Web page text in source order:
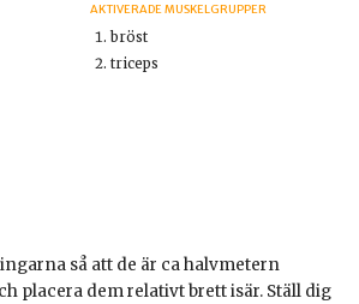
AKTIVERADE MUSKELGRUPPER
bröst
triceps
så att de är ca halvmetern
placera dem relativt brett isär. Ställ dig